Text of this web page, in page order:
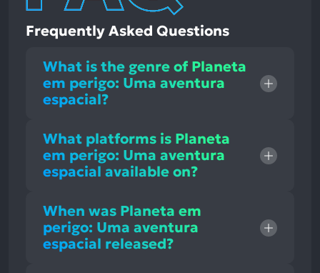
Frequently Asked Questions
What is the genre of Planeta
em perigo: Uma aventura
espacial?
What platforms is Planeta
em perigo: Uma aventura
espacial available on?
When was Planeta em
perigo: Uma aventura
espacial released?